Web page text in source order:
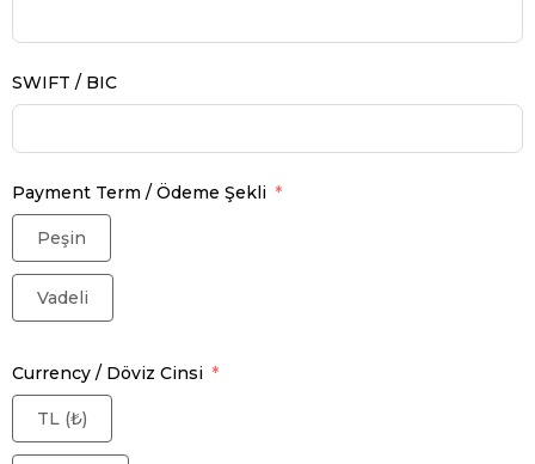
SWIFT / BIC
Payment Term / Ödeme Şekli
Peşin
Vadeli
Currency / Döviz Cinsi
TL (₺)